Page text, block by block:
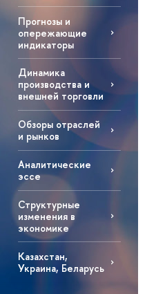
Прогнозы и
опережающие
индикаторы
Динамика
производства и
внешней торговли
Обзоры отраслей
и рынков
Аналитические
эссе
Структурные
изменения в
экономике
Казахстан,
Украина, Беларусь